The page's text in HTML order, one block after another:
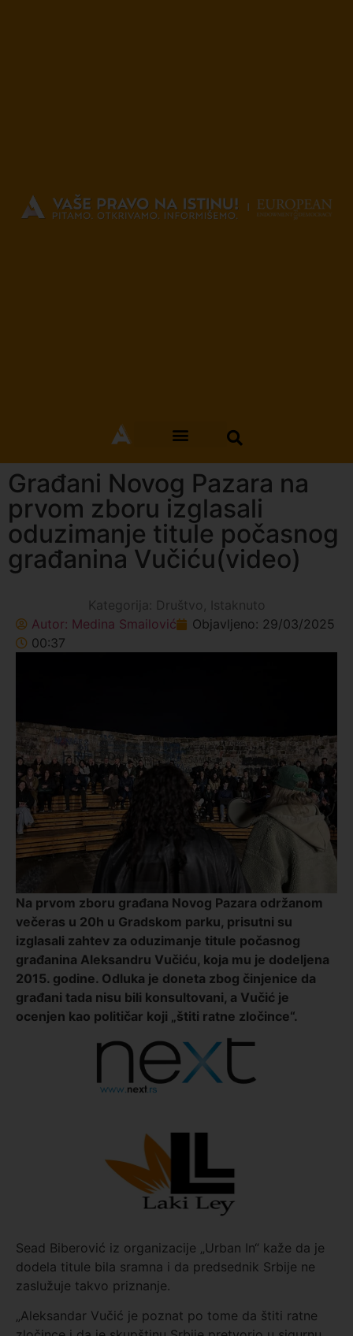
Građani Novog Pazara na
prvom zboru izglasali
oduzimanje titule počasnog
građanina Vučiću(video)
Kategorija: Društvo , Istaknuto
Autor: Medina Smailović Objavljeno: 29/03/2025
00:37
Na prvom zboru građana Novog Pazara održanom
večeras u 20h u Gradskom parku, prisutni su
izglasali zahtev za oduzimanje titule počasnog
građanina Aleksandru Vučiću, koja mu je dodeljena
2015. godine. Odluka je doneta zbog činjenice da
građani tada nisu bili konsultovani, a Vučić je
ocenjen kao političar koji „štiti ratne zločince“.
Sead Biberović iz organizacije „Urban In“ kaže da je
dodela titule bila sramna i da predsednik Srbije ne
zaslužuje takvo priznanje.
„Aleksandar Vučić je poznat po tome da štiti ratne